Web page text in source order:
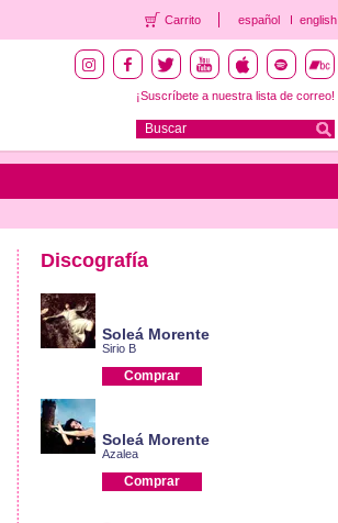
Carrito español english
¡Suscríbete a nuestra lista de correo!
Discografía
Soleá Morente
Sirio B
Comprar
Soleá Morente
Azalea
Comprar